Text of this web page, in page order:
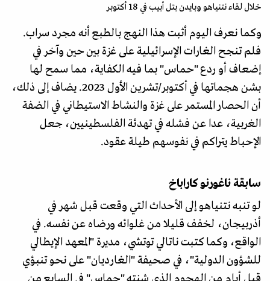
خلال لقاء نتنياهو وبايدن بتل أبيب في 18 أكتوبر
وكما نعرف اليوم أثبت هذا النهج بالطبع أنه مجرد سراب.
فلم تنجح الغارات الإسرائيلية على غزة بين حين وآخر في
إضعاف أو ردع "حماس" بما فيه الكفاية، مما سمح لها
بشن هجماتها في أكتوبر/تشرين الأول 2023. يضاف إلى ذلك،
أن الحصار المستمر على غزة والنشاط الاستيطاني في الضفة
الغربية، عدا عن فشله في تهدئة الفلسطينيين، جعل
الإحباط يتراكم في نفوسهم طيلة عقود.
سابقة ناغورنو كاراباخ
لو تنبه نتنياهو إلى الأحداث التي وقعت قبل شهر في
أذربيجان، لخفف قليلا من غلوائه ورضاه عن نفسه. في
الواقع، وكما كتبت ناتالي توتشي، مديرة "المعهد الإيطالي
للشؤون الدولية"، في صحيفة "الغارديان" على نحو تنبؤي